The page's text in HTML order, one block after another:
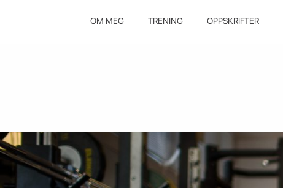
OM MEG TRENING OPPSKRIFTER